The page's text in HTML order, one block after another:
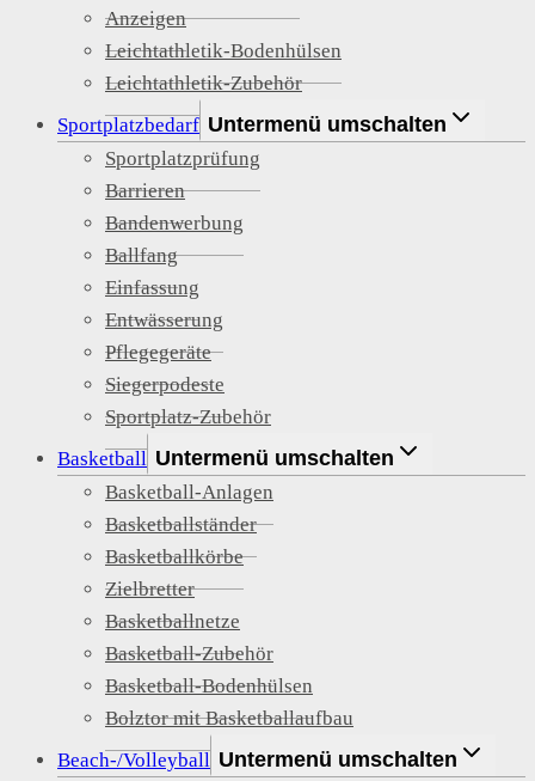
Anzeigen
Leichtathletik-Bodenhülsen
Leichtathletik-Zubehör
Sportplatzbedarf Untermenü umschalten
Sportplatzprüfung
Barrieren
Bandenwerbung
Ballfang
Einfassung
Entwässerung
Pflegegeräte
Siegerpodeste
Sportplatz-Zubehör
Basketball Untermenü umschalten
Basketball-Anlagen
Basketballständer
Basketballkörbe
Zielbretter
Basketballnetze
Basketball-Zubehör
Basketball-Bodenhülsen
Bolztor mit Basketballaufbau
Beach-/Volleyball Untermenü umschalten